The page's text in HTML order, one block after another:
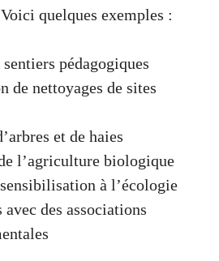
quelques exemples :
pédagogiques
de nettoyages de sites
et de haies
l’agriculture biologique
à l’écologie
avec des associations